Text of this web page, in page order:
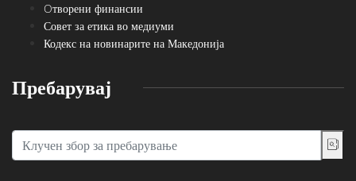
Oтворени финансии
Совет за етика во медиуми
Кодекс на новинарите на Македонија
Пребарувај